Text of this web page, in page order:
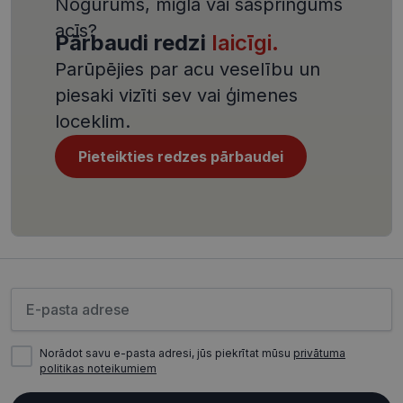
acīs?
Pārbaudi redzi laicīgi.
Parūpējies par acu veselību un
piesaki vizīti sev vai ģimenes
loceklim.
Pieteikties redzes pārbaudei
Norādot savu e-pasta adresi, jūs piekrītat mūsu privātuma
politikas noteikumiem
CookieScriptConsent
CookieScript
11 mēneši
Nosaukums
ttcsid_CQJIS6BC77U08RGLT1MG .visionexpress.lv
2 mēneši
ttcsid